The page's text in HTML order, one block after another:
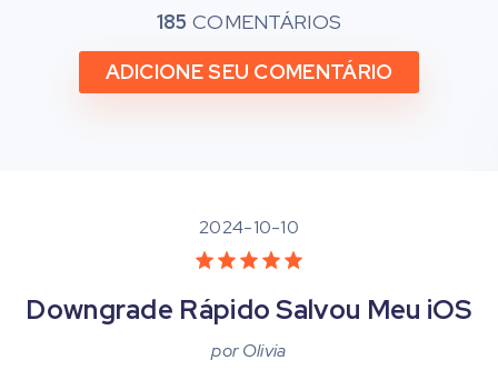
185 COMENTÁRIOS
ADICIONE SEU COMENTÁRIO
2024-10-10
Downgrade Rápido Salvou Meu iOS
porOlivia